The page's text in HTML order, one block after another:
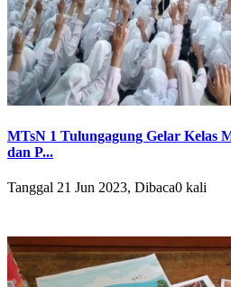
MTsN 1 Tulungagung Gelar Kelas
dan P...
Tanggal 21 Jun 2023, Dibaca0 kali